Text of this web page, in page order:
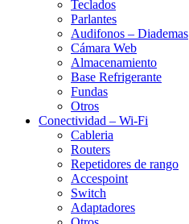
Teclados
Parlantes
Audifonos – Diademas
Cámara Web
Almacenamiento
Base Refrigerante
Fundas
Otros
Conectividad – Wi-Fi
Cableria
Routers
Repetidores de rango
Accespoint
Switch
Adaptadores